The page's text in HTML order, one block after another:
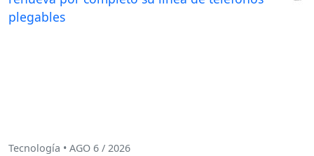
Tecnología • AGO 6 / 2026